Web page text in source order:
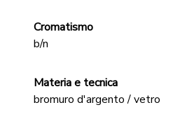
Cromatismo
b/n
Materia e tecnica
bromuro d'argento / vetro